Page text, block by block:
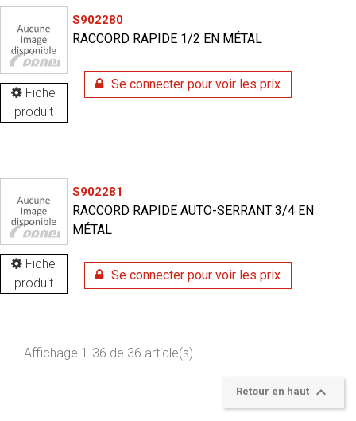
Fiche
produit
S902280
RACCORD RAPIDE 1/2 EN MÉTAL
Se connecter pour voir les prix
Fiche
produit
S902281
RACCORD RAPIDE AUTO-SERRANT 3/4 EN
MÉTAL
Se connecter pour voir les prix
Affichage 1-36 de 36 article(s)
Retour en haut 